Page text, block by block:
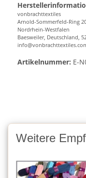
vonbrachttextiles
Arnold-Sommerfeld-Ring
Nordrhein-Westfalen
Baesweiler, Deutschland,
Artikelnummer: E-
Weitere